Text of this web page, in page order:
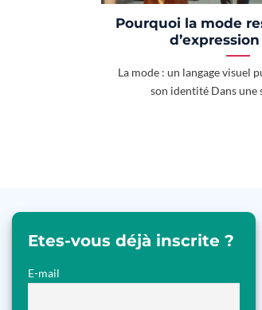
Pourquoi la mode
La mode : un langage visuel
son identité Dans une
Etes-vous déjà inscrite ?
E-mail